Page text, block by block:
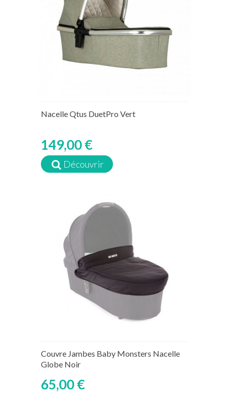
Nacelle Qtus DuetPro Vert
149,00 €
Découvrir
Couvre Jambes Baby Monsters Nacelle
Globe Noir
65,00 €